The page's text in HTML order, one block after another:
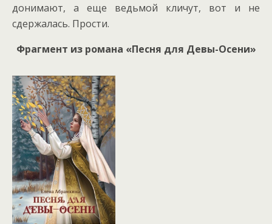
донимают, а еще ведьмой кличут, вот и не
сдержалась. Прости.
Фрагмент из романа «Песня для Девы-Осени»